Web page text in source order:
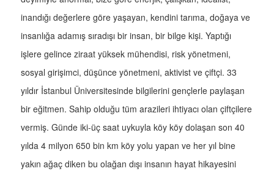
inandığı değerlere göre yaşayan, kendini tarıma, doğaya ve
insanlığa adamış sıradışı bir insan, bir bilge kişi. Yaptığı
işlere gelince ziraat yüksek mühendisi, risk yönetmeni,
sosyal girişimci, düşünce yönetmeni, aktivist ve çiftçi. 33
yıldır İstanbul Üniversitesinde bilgilerini gençlerle paylaşan
bir eğitmen. Sahip olduğu tüm arazileri ihtiyacı olan çiftçilere
vermiş. Günde iki-üç saat uykuyla köy köy dolaşan son 40
yılda 4 milyon 650 bin km köy yolu yapan ve her yıl bine
yakın ağaç diken bu olağan dışı insanın hayat hikayesini